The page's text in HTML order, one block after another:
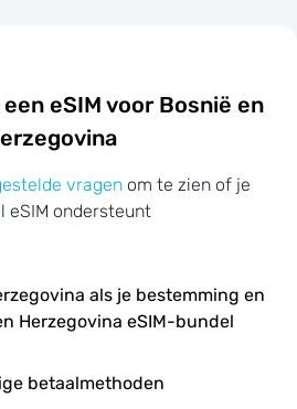
eSIM voor Bosnië en
vragen om te zien of je
eSIM ondersteunt
als je bestemming en
Herzegovina eSIM-bundel
betaalmethoden